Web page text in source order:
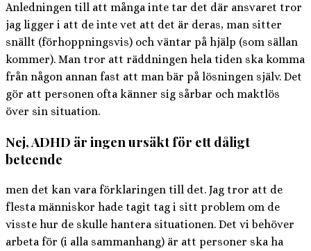
Anledningen till att många inte tar det där ansvaret tror
jag ligger i att de inte vet att det är deras, man sitter
snällt (förhoppningsvis) och väntar på hjälp (som sällan
kommer). Man tror att räddningen hela tiden ska komma
från någon annan fast att man bär på lösningen själv. Det
gör att personen ofta känner sig sårbar och maktlös
över sin situation.
Nej, ADHD är ingen ursäkt för ett dåligt
beteende
men det kan vara förklaringen till det. Jag tror att de
flesta människor hade tagit tag i sitt problem om de
visste hur de skulle hantera situationen. Det vi behöver
arbeta för (i alla sammanhang) är att personer ska ha